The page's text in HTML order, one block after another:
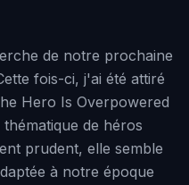
de notre prochaine
fois-ci, j'ai été attiré
Hero Is Overpowered
de héros
prudent, elle semble
à notre époque